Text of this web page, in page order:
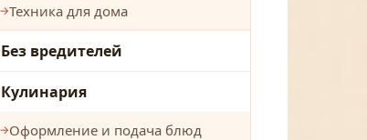
Техника для дома
Без вредителей
Кулинария
Оформление и подача блюд